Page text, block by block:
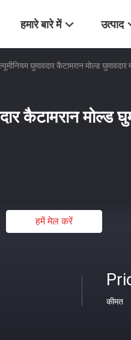
हमारे बारे में उत्पाद
घुमावदार कैटामरान मोल्ड
कैटामरान मोल्ड
हमें मेल करें
कीमत